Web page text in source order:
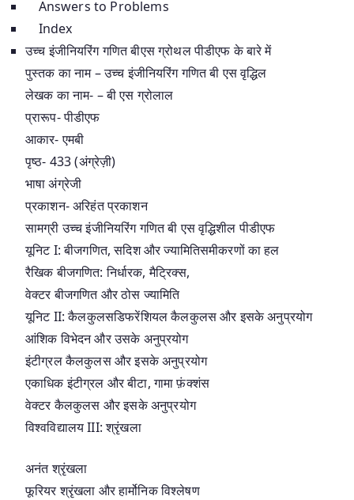
Answers to Problems
Index
उच्च इंजीनियरिंग गणित बीएस ग्रोथल पीडीएफ के बारे में
पुस्तक का नाम – उच्च इंजीनियरिंग गणित बी एस वृद्धिल
लेखक का नाम- – बी एस ग्रोलाल
प्रारूप- पीडीएफ
आकार- एमबी
पृष्ठ- 433 (अंग्रेज़ी)
भाषा अंग्रेजी
प्रकाशन- अरिहंत प्रकाशन
सामग्री उच्च इंजीनियरिंग गणित बी एस वृद्धिशील पीडीएफ
यूनिट I: बीजगणित, सदिश और ज्यामितिसमीकरणों का हल
रैखिक बीजगणित: निर्धारक, मैट्रिक्स,
वेक्टर बीजगणित और ठोस ज्यामिति
यूनिट II: कैलकुलसडिफरेंशियल कैलकुलस और इसके अनुप्रयोग
आंशिक विभेदन और उसके अनुप्रयोग
इंटीग्रल कैलकुलस और इसके अनुप्रयोग
एकाधिक इंटीग्रल और बीटा, गामा फ़ंक्शंस
वेक्टर कैलकुलस और इसके अनुप्रयोग
विश्वविद्यालय III: श्रृंखला
अनंत श्रृंखला
फूरियर श्रृंखला और हार्मोनिक विश्लेषण